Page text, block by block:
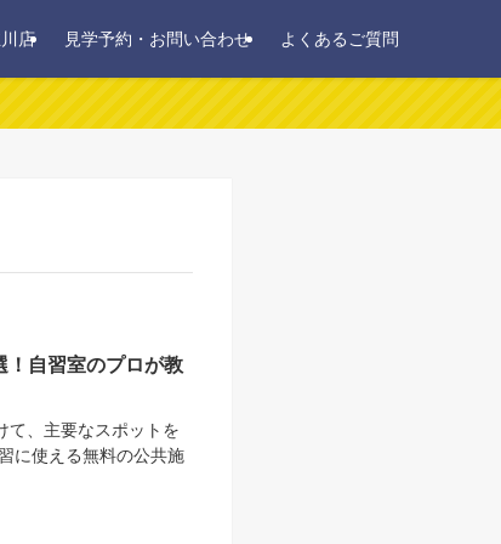
店 見学予約・お問い合わせ よくあるご質問
！自習室のプロが教
て、主要なスポットを
に使える無料の公共施